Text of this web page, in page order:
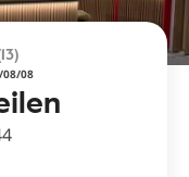
08/08